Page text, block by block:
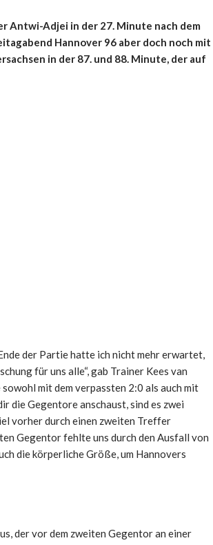
Antwi-Adjei in der 27. Minute nach dem
Hannover 96 aber doch noch mit
in der 87. und 88. Minute, der auf
der Partie hatte ich nicht mehr erwartet,
für uns alle“, gab Trainer Kees van
mit dem verpassten 2:0 als auch mit
die Gegentore anschaust, sind es zwei
vorher durch einen zweiten Treffer
Gegentor fehlte uns durch den Ausfall von
die körperliche Größe, um Hannovers
der vor dem zweiten Gegentor an einer